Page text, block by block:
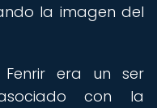
la imagen del
era un ser
con la